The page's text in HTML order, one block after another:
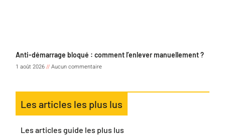
Anti-démarrage bloqué : comment l’enlever manuellement ?
1 août 2026
Aucun commentaire
Les articles les plus lus
Les articles guide les plus lus